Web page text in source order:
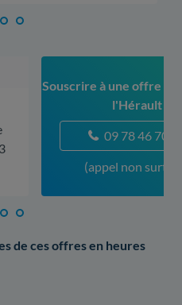
Souscrire à une offre à
l'Hérault
09 78 46 70
(appel non
de ces offres en heures